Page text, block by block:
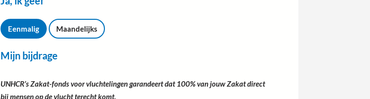
k
g
e
Eenmalig Maandelijks
Mijn bijdrage
i
f
UNHCR’s Zakat-fonds voor vluchtelingen garandeert dat 100% van jouw Zakat direct
bij mensen op de vlucht terecht komt.